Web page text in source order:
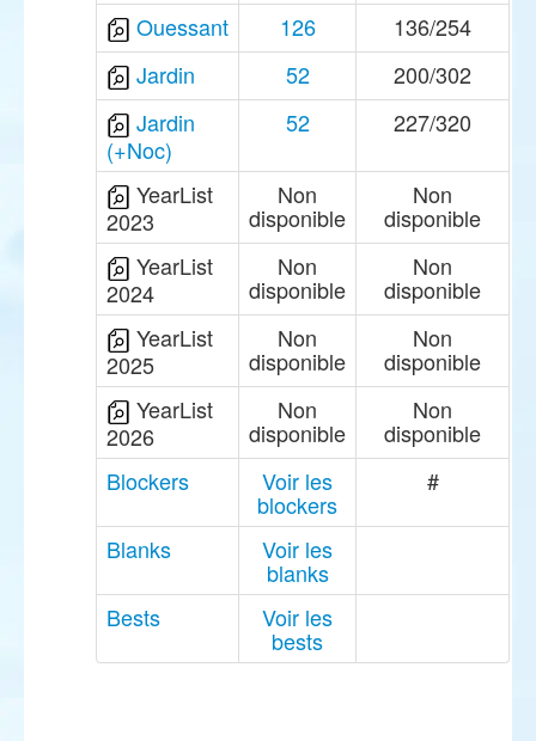
Ouessant 126
136/254
Jardin
52
200/302
Jardin
(+Noc)
52 227/320
YearList
2023
Non
disponible
Non
disponible
YearList
2024
Non
disponible
Non
disponible
YearList
2025
Non
disponible
Non
disponible
YearList
2026
Non
disponible
Non
disponible
Blockers
Voir les
blockers
#
Blanks Voir les
blanks
Bests
Voir les
bests